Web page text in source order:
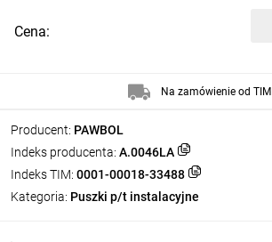
Producent: PAWBOL
Indeks producenta: A.0046LA
Indeks TIM: 0001-00018-33488
Kategoria: Puszki p/t instalacyjne
Cena:
Na zamówienie od TIM